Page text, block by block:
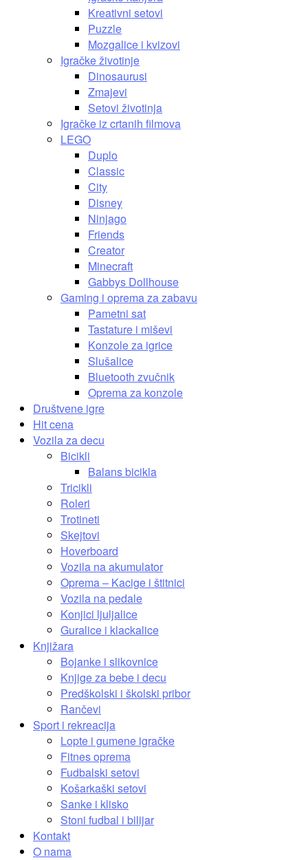
Kreativni setovi
Puzzle
Mozgalice i kvizovi
Igračke životinje
Dinosaurusi
Zmajevi
Setovi životinja
Igračke iz crtanih filmova
LEGO
Duplo
Classic
City
Disney
Ninjago
Friends
Creator
Minecraft
Gabbys Dollhouse
Gaming i oprema za zabavu
Pametni sat
Tastature i miševi
Konzole za igrice
Slušalice
Bluetooth zvučnik
Oprema za konzole
Društvene igre
Hit cena
Vozila za decu
Bicikli
Balans bicikla
Tricikli
Roleri
Trotineti
Skejtovi
Hoverboard
Vozila na akumulator
Oprema – Kacige i štitnici
Vozila na pedale
Konjici ljuljalice
Guralice i klackalice
Knjižara
Bojanke i slikovnice
Knjige za bebe i decu
Predškolski i školski pribor
Rančevi
Sport i rekreacija
Lopte i gumene igračke
Fitnes oprema
Fudbalski setovi
Košarkaški setovi
Sanke i klisko
Stoni fudbal i bilijar
Kontakt
O nama